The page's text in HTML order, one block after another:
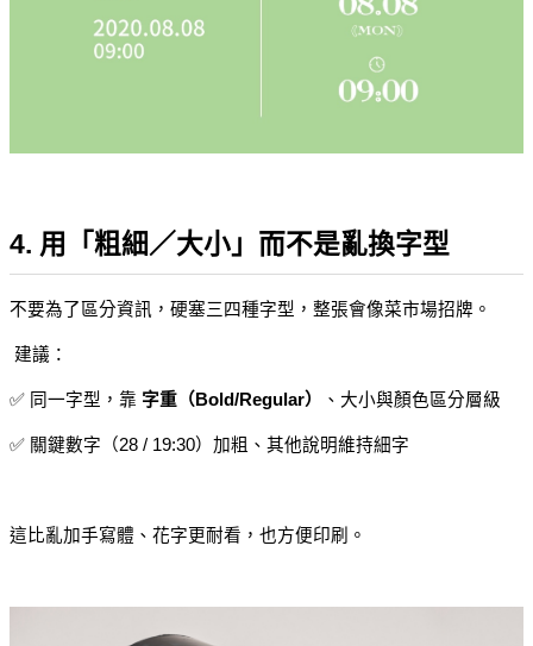
4. 用「粗細／大小」而不是亂換字型
不要為了區分資訊，硬塞三四種字型，整張會像菜市場招牌。
建議：
✅ 同一字型，靠 字重（Bold/Regular） 、大小與顏色區分層級
✅ 關鍵數字（28 / 19:30）加粗、其他說明維持細字
這比亂加手寫體、花字更耐看，也方便印刷。